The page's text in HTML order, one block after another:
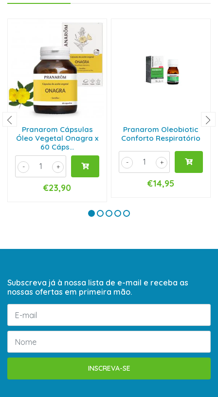
Pranarom Cápsulas
Óleo Vegetal Onagra x
60 Cáps...
+
-
€23,90
Pranarom Oleobiotic
Conforto Respiratório
+
-
€14,95
Subscreva já à nossa lista de e-mail e receba as
nossas ofertas em primeira mão.
INSCREVA-SE